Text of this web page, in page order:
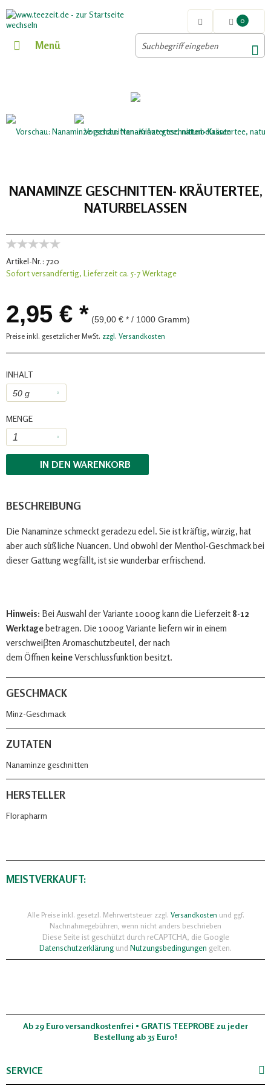
0
Menü
NANAMINZE GESCHNITTEN- KRÄUTERTEE,
NATURBELASSEN
Artikel-Nr.: 720
Sofort versandfertig, Lieferzeit ca. 5-7 Werktage
2,95 € * (59,00 € * / 1000 Gramm)
Preise inkl. gesetzlicher MwSt. zzgl. Versandkosten
INHALT
MENGE
IN DEN WARENKORB
BESCHREIBUNG
Die Nanaminze schmeckt geradezu edel. Sie ist kräftig, würzig, hat
aber auch süßliche Nuancen. Und obwohl der Menthol-Geschmack bei
dieser Gattung wegfällt, ist sie wunderbar erfrischend.
Hinweis: Bei Auswahl der Variante 1000g kann die Lieferzeit 8-12
Werktagebetragen. Die 1000g Variante liefern wir in einem
verschweiβten Aromaschutzbeutel, der nach
dem Öffnen keineVerschlussfunktion besitzt.
GESCHMACK
Minz-Geschmack
ZUTATEN
Nanaminze geschnitten
HERSTELLER
Florapharm
MEISTVERKAUFT:
Alle Preise inkl. gesetzl. Mehrwertsteuer zzgl. Versandkosten und ggf.
Nachnahmegebühren, wenn nicht anders beschrieben
Diese Seite ist geschützt durch reCAPTCHA, die Google
Datenschutzerklärungund Nutzungsbedingungen gelten.
Ab 29 Euro versandkostenfrei • GRATIS TEEPROBE zu jeder
Bestellung ab 35 Euro!
SERVICE